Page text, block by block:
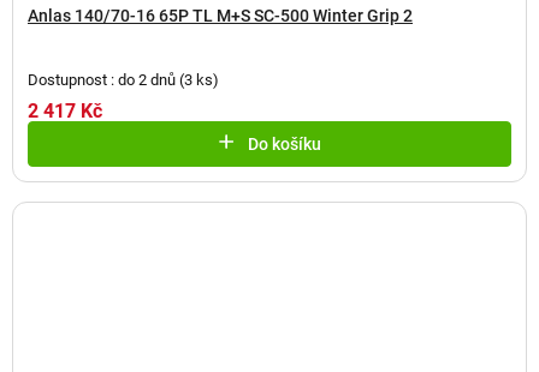
Anlas 140/70-16 65P TL M+S SC-500 Winter Grip 2
Dostupnost : do 2 dnů (3 ks)
2 417 Kč
Do košíku